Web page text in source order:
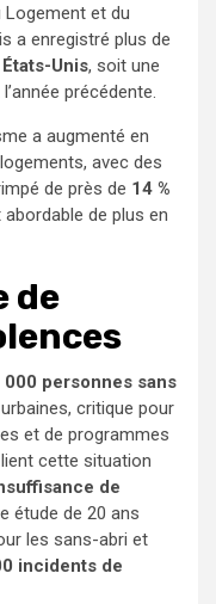
Logement et du
a enregistré plus de
Unis, soit une
précédente.
a augmenté en
avec des
de près de 14 %
de plus en
de
000 personnes sans
critique pour
et de programmes
cette situation
de
étude de 20 ans
les sans-abri et
incidents de